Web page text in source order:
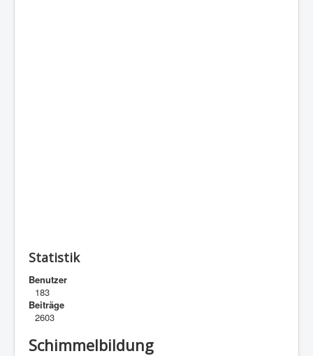
Statistik
Benutzer
183
Beiträge
2603
Schimmelbildung